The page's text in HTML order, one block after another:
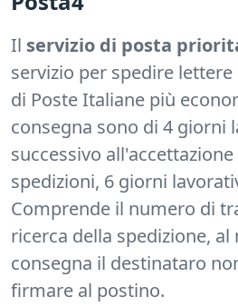
Il servizio di posta
servizio per spedire
di Poste Italiane più
consegna sono di 4 giorni
successivo
spedizioni, 6 giorni
Comprende il numero di
ricerca della spedizione,
consegna il destinataro
firmare al postino.